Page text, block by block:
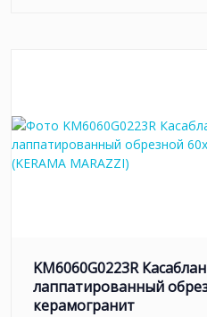
KM6060G0223R
лаппатированный
керамогранит